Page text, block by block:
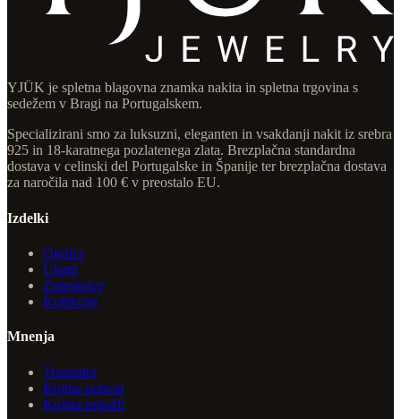
YJÜK je spletna blagovna znamka nakita in spletna trgovina s
sedežem v Bragi na Portugalskem.
Specializirani smo za luksuzni, eleganten in vsakdanji nakit iz srebra
925 in 18-karatnega pozlatenega zlata. Brezplačna standardna
dostava v celinski del Portugalske in Španije ter brezplačna dostava
za naročila nad 100 € v preostalo EU.
Izdelki
Ogrlice
Uhani
Zapestnice
Kolekcije
Mnenja
Trustpilot
Knjiga pohval
Knjiga pritožb